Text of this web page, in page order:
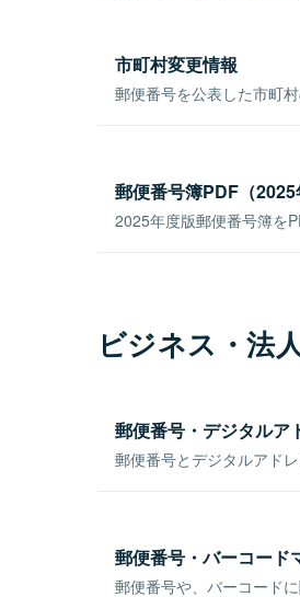
市町村変更情報
郵便番号を公表した市町
郵便番号簿PDF（2025
2025年度版郵便番号簿を
ビジネス・法
郵便番号・デジタルア
郵便番号とデジタルアド
郵便番号・バーコード
郵便番号や、バーコード